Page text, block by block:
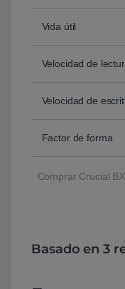
Vida útil
Velocidad de
Velocidad de
Factor de forma
Comprar Crucial
Basado en 3